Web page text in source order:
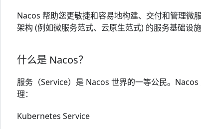
Nacos 帮助您更敏捷和容易地构建、交付和管理微
架构 (例如微服务范式、云原生范式) 的服务基础设施
什么是 Nacos？
服务（Service）是 Nacos 世界的一等公民。
理：
Kubernetes Service